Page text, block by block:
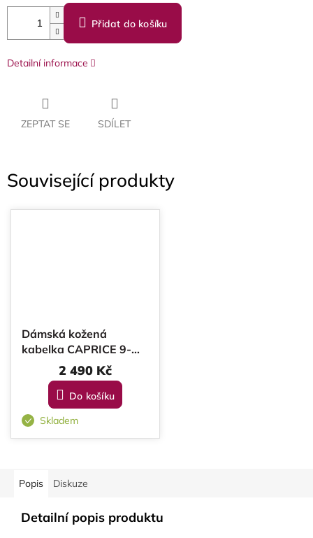
Přidat do košíku
Detailní informace
ZEPTAT SE SDÍLET
Související produkty
Dámská kožená
kabelka CAPRICE 9-
61019-42-010 BLACK
REPTILE
2 490 Kč
Do košíku
Skladem
Popis Diskuze
Detailní popis produktu